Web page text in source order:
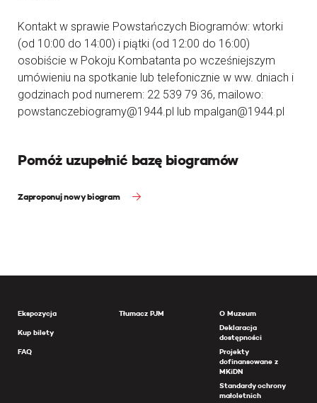
Kontakt w sprawie Powstańczych Biogramów: wtorki
(od 10:00 do 14:00) i piątki (od 12:00 do 16:00)
osobiście w Pokoju Kombatanta po wcześniejszym
umówieniu na spotkanie lub telefonicznie w ww. dniach i
godzinach pod numerem: 22 539 79 36, mailowo:
powstanczebiogramy@1944.pl lub mpalgan@1944.pl
Pomóż uzupełnić bazę biogramów
Zaproponuj nowy biogram
Ekspozycja
Kup bilety
FAQ
Tłumacz PJM
O Muzeum
Deklaracja
dostępności
Projekty
dofinansowane z
MKiDN
Standardy ochrony
małoletnich